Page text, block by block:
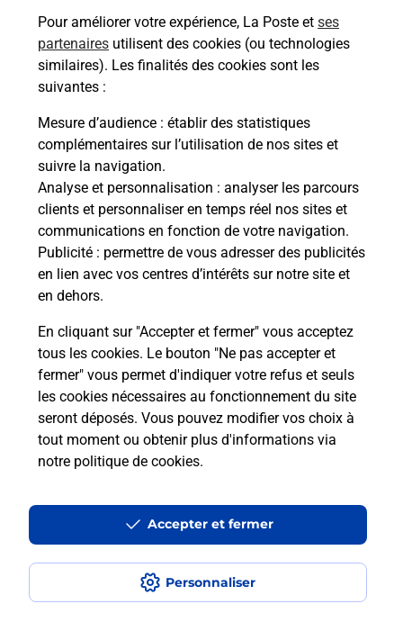
Pour améliorer votre expérience, La Poste et ses
partenaires utilisent des cookies (ou technologies
similaires). Les finalités des cookies sont les
suivantes :
Mesure d’audience : établir des statistiques
complémentaires sur l’utilisation de nos sites et
suivre la navigation.
Analyse et personnalisation : analyser les parcours
clients et personnaliser en temps réel nos sites et
communications en fonction de votre navigation.
Publicité : permettre de vous adresser des publicités
en lien avec vos centres d’intérêts sur notre site et
en dehors.
En cliquant sur "Accepter et fermer" vous acceptez
tous les cookies. Le bouton "Ne pas accepter et
fermer" vous permet d'indiquer votre refus et seuls
les cookies nécessaires au fonctionnement du site
seront déposés. Vous pouvez modifier vos choix à
tout moment ou obtenir plus d'informations via
notre politique de cookies.
Personnaliser
Accepter et fermer
En savoir plus
En savoir plus
Souscrire à la téléassistance
Besoin d’un système de téléassistance à l’intérieur
et/ou à l’extérieur de votre domicile ? Découvrez
les offres téléalarme dans votre bureau de Poste à
SAINT MARTIN VALMEROUX.
En savoir plus
ST MARTIN VALMEROUX
SAINT MARTIN VALMEROUX
Accessibilité : partiellement conforme
Conditions contractuelles
Mentions légales